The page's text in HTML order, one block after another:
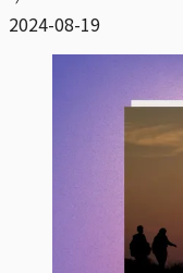
2024-08-19